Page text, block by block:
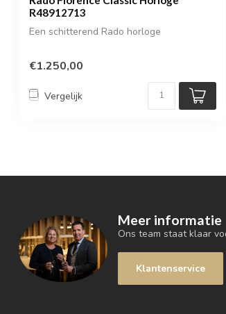
R48912713
Een schitterend Rado horloge
€1.250,00
Vergelijk
Meer informatie
Ons team staat klaar
Klantenservice